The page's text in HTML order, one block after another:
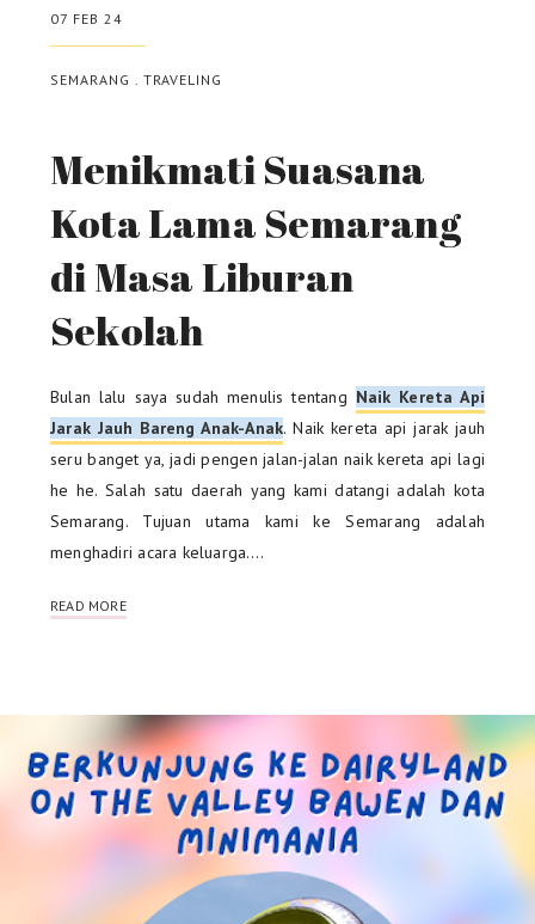
07 FEB 24
SEMARANG TRAVELING
Menikmati Suasana
Kota Lama Semarang
di Masa Liburan
Sekolah
Bulan lalu saya sudah menulis tentang Naik Kereta Api
Jarak Jauh Bareng Anak-Anak. Naik kereta api jarak jauh
seru banget ya, jadi pengen jalan-jalan naik kereta api lagi
he he. Salah satu daerah yang kami datangi adalah kota
Semarang. Tujuan utama kami ke Semarang adalah
menghadiri acara keluarga.…
READ MORE